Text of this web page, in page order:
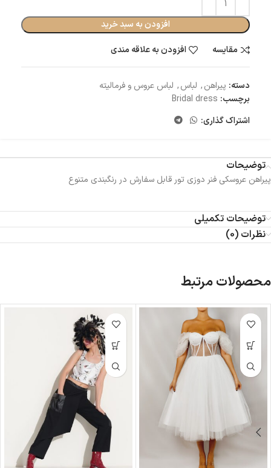
افزودن به سبد خرید
مقایسه
افزودن به علاقه مندی
دسته: پیراهن, لباس, لباس عروس و فرمالیته
برچسب: Bridal dress
اشتراک گذاری:
توضیحات
پیراهن عروسکی فنر دوزی تور قابل سفارش در رنگبندی متنوع
توضیحات تکمیلی
نظرات (0)
محصولات مرتبط